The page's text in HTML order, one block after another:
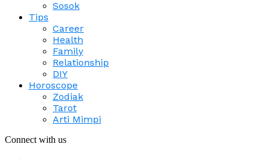
Sosok
Tips
Career
Health
Family
Relationship
DIY
Horoscope
Zodiak
Tarot
Arti Mimpi
Connect with us